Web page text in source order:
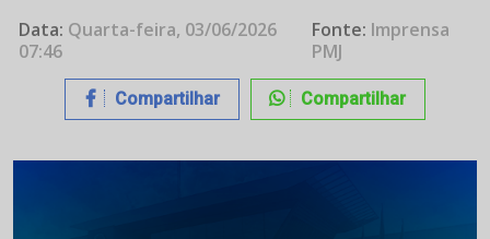
Data: Quarta-feira, 03/06/2026
07:46
Fonte: Imprensa
PMJ
Compartilhar Compartilhar